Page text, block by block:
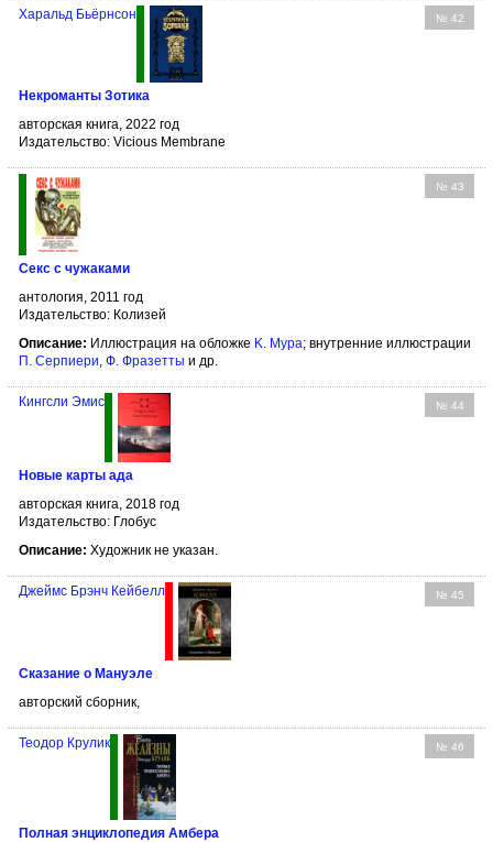
№ 42
Харальд Бьёрнсон
Некроманты Зотика
авторская книга, 2022 год
Издательство: Vicious Membrane
№ 43
Секс с чужаками
антология, 2011 год
Издательство: Колизей
Описание: Иллюстрация на обложке K. Мура; внутренние иллюстрации
П. Серпиери, Ф. Фразетты и др.
№ 44
Кингсли Эмис
Новые карты ада
авторская книга, 2018 год
Издательство: Глобус
Описание: Художник не указан.
№ 45
Джеймс Брэнч Кейбелл
Сказание о Мануэле
авторский сборник,
№ 46
Теодор Крулик
Полная энциклопедия Амбера